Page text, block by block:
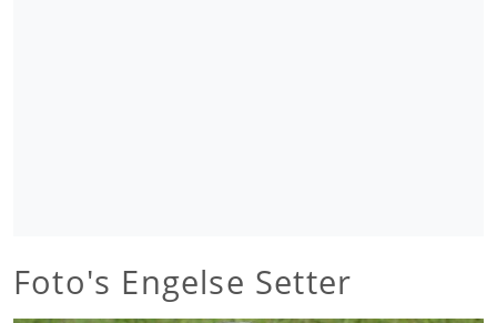
Foto's Engelse Setter